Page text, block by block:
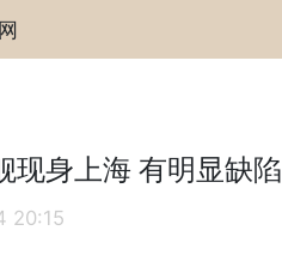
现身上海 有明显缺陷
20:15